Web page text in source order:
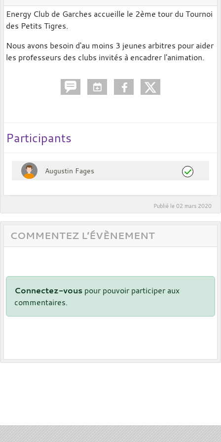
Energy Club de Garches accueille le 2ème tour du Tournoi
des Petits Tigres.
Nous avons besoin d'au moins 3 jeunes arbitres pour aider
les professeurs des clubs invités à encadrer l'animation.
Participants
Augustin Fages
Publié le 02 mars 2020
COMMENTEZ L’ÉVÈNEMENT
Connectez-vous pour pouvoir participer aux
commentaires.